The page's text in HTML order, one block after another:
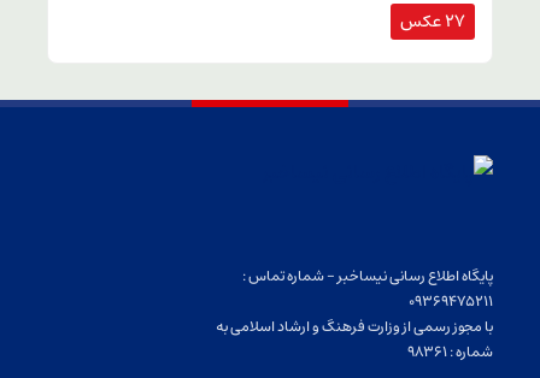
27 عکس
پایگاه اطلاع رسانی نیساخبر - شماره تماس :
09369475211
با مجوز رسمی از وزارت فرهنگ و ارشاد اسلامی به
شماره : 98361